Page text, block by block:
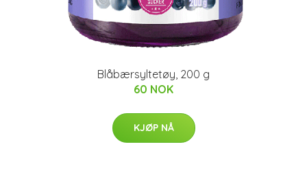
Blåbærsyltetøy, 200 g
60 NOK
KJØP NÅ